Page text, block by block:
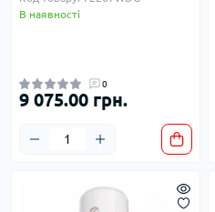
В наявності
0
9 075.00 грн.